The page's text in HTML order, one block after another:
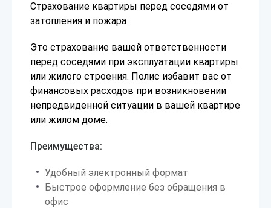
Страхование квартиры перед соседями от
затопления и пожара
Это страхование вашей ответственности
перед соседями при эксплуатации квартиры
или жилого строения. Полис избавит вас от
финансовых расходов при возникновении
непредвиденной ситуации в вашей квартире
или жилом доме.
Преимущества:
Удобный электронный формат
Быстрое оформление без обращения в
офис